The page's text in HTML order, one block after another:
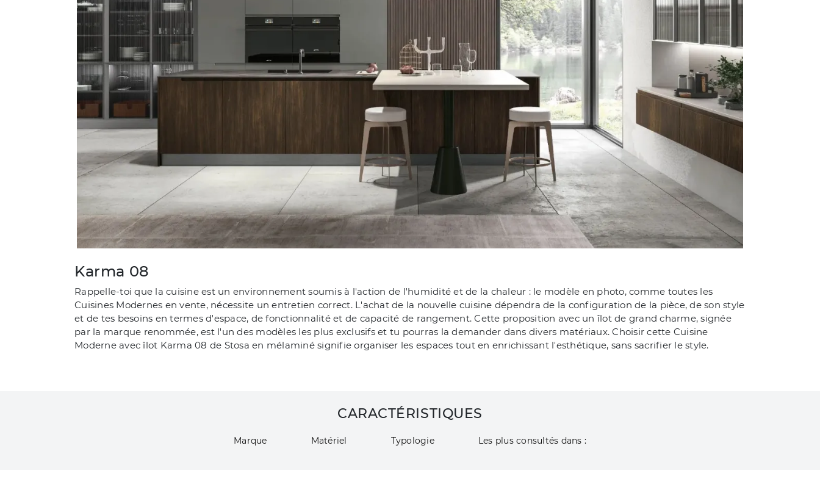
Karma 08
Rappelle-toi que la cuisine est un environnement soumis à l'action de l'humidité et de la chaleur : le modèle en photo, comme toutes les
Cuisines Modernes en vente, nécessite un entretien correct. L'achat de la nouvelle cuisine dépendra de la configuration de la pièce, de son style
et de tes besoins en termes d'espace, de fonctionnalité et de capacité de rangement. Cette proposition avec un îlot de grand charme, signée
par la marque renommée, est l'un des modèles les plus exclusifs et tu pourras la demander dans divers matériaux. Choisir cette Cuisine
Moderne avec îlot Karma 08 de Stosa en mélaminé signifie organiser les espaces tout en enrichissant l'esthétique, sans sacrifier le style.
CARACTÉRISTIQUES
Marque Matériel Typologie Les plus consultés dans :